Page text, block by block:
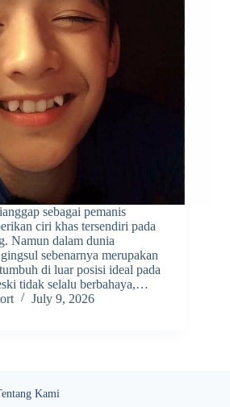
sebagai pemanis
ciri khas tersendiri pada
Namun dalam dunia
sebenarnya merupakan
di luar posisi ideal pada
tidak selalu berbahaya,…
July 9, 2026
Kami